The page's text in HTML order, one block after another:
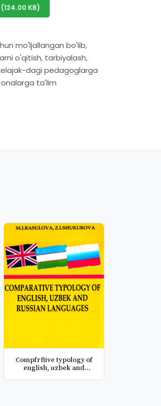
(124.00 KB)
mo'ljallangan bo'lib,
o'qitish, tarbiyalash,
dagi pedagoglarga
ta'lim
Compfrftive typology of
english, uzbek and